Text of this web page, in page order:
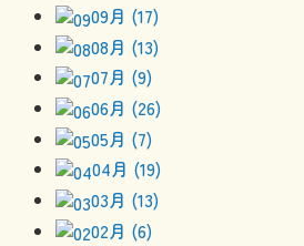
09月 (17)
08月 (13)
07月 (9)
06月 (26)
05月 (7)
04月 (19)
03月 (13)
02月 (6)